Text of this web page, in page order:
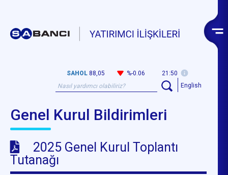
SAHOL 88,05 %-0.06
21:50
English
Genel Kurul Bildirimleri
2025 Genel Kurul Toplantı
Tutanağı